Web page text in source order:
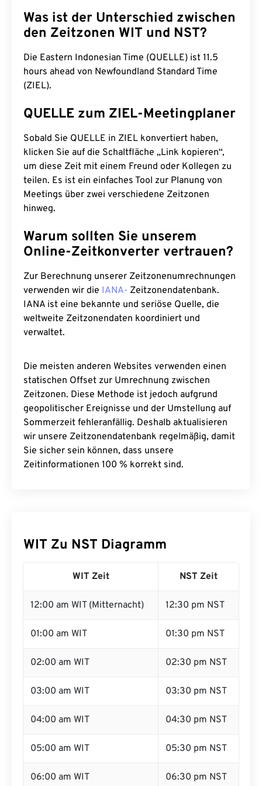
Was ist der Unterschied zwischen
den Zeitzonen WIT und NST?
Die Eastern Indonesian Time (QUELLE) ist 11.5
hours ahead von Newfoundland Standard Time
(ZIEL).
QUELLE zum ZIEL-Meetingplaner
Sobald Sie QUELLE in ZIEL konvertiert haben,
klicken Sie auf die Schaltfläche „Link kopieren“,
um diese Zeit mit einem Freund oder Kollegen zu
teilen. Es ist ein einfaches Tool zur Planung von
Meetings über zwei verschiedene Zeitzonen
hinweg.
Warum sollten Sie unserem
Online-Zeitkonverter vertrauen?
Zur Berechnung unserer Zeitzonenumrechnungen
verwenden wir die IANA- Zeitzonendatenbank.
IANA ist eine bekannte und seriöse Quelle, die
weltweite Zeitzonendaten koordiniert und
verwaltet.
Die meisten anderen Websites verwenden einen
statischen Offset zur Umrechnung zwischen
Zeitzonen. Diese Methode ist jedoch aufgrund
geopolitischer Ereignisse und der Umstellung auf
Sommerzeit fehleranfällig. Deshalb aktualisieren
wir unsere Zeitzonendatenbank regelmäßig, damit
Sie sicher sein können, dass unsere
Zeitinformationen 100 % korrekt sind.
WIT Zu NST Diagramm
WIT Zeit NST Zeit
12:00 am WIT (Mitternacht) 12:30 pm NST
01:00 am WIT 01:30 pm NST
02:00 am WIT 02:30 pm NST
03:00 am WIT 03:30 pm NST
04:00 am WIT 04:30 pm NST
05:00 am WIT 05:30 pm NST
06:00 am WIT 06:30 pm NST